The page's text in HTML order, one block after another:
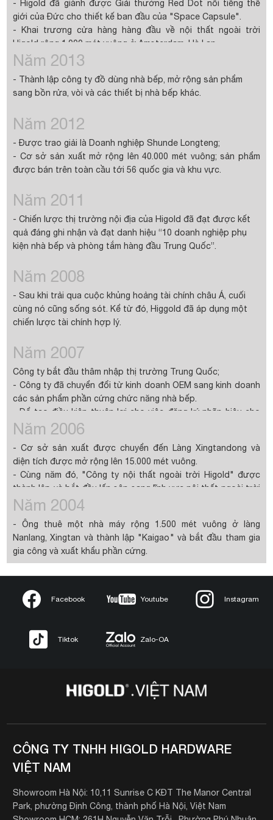
định đặc biệt.
gia. Higold được chọn là đơn vị tiêu chuẩn quốc gia “Thiết bị
nhà bếp gia dụng”.
- Higold đã giành được Giải thưởng Red Dot nổi tiếng thế
giới của Đức cho thiết kế ban đầu của "Space Capsule".
- Khai trương cửa hàng hàng đầu về nội thất ngoài trời
Higold rộng 1.000 mét vuông ở Amsterdam, Hà Lan.
- Một công ty thương mại điện tử được thành lập và sản
Tmall và JD.com.
Năm 2013
- Thành lập công ty đồ dùng nhà bếp, mở rộng sản phẩm
sang bồn rửa, vòi và các thiết bị nhà bếp khác.
Năm 2012
- Được trao giải là Doanh nghiệp Shunde Longteng;
- Cơ sở sản xuất mở rộng lên 40.000 mét vuông; sản phẩm
được bán trên toàn cầu tới 56 quốc gia và khu vực.
gia SPOGA tại Cologne, Đức với thương hiệu riêng, gian hàng
rộng 150 mét vuông.
Năm 2011
- Chiến lược thị trường nội địa của Higold đã đạt được kết
quả đáng ghi nhận và đạt danh hiệu “10 doanh nghiệp phụ
kiện nhà bếp và phòng tắm hàng đầu Trung Quốc”.
Năm 2008
- Sau khi trải qua cuộc khủng hoảng tài chính châu Á, cuối
cùng nó cũng sống sót. Kể từ đó, Higgold đã áp dụng một
chiến lược tài chính hợp lý.
Năm 2007
Công ty bắt đầu thâm nhập thị trường Trung Quốc;
- Công ty đã chuyển đổi từ kinh doanh OEM sang kinh doanh
các sản phẩm phần cứng chức năng nhà bếp.
- Để tạo điều kiện thuận lợi cho việc đăng ký nhãn hiệu cho
tất cả các danh mục, tên "Kaigao" đã được đổi thành
thương hiệu đẳng cấp thế giới đã được thuê để nâng cấp
toàn diện hệ thống CI cho thương hiệu HIGOLD.
- Từ đó, chiến lược thương hiệu độc lập của Higgold chính
Năm 2006
- Cơ sở sản xuất được chuyển đến Làng Xingtandong và
diện tích được mở rộng lên 15.000 mét vuông.
- Cùng năm đó, "Công ty nội thất ngoài trời Higold" được
thành lập và bắt đầu lấn sân sang lĩnh vực nội thất ngoài trời
để tìm tòi phát triển đa dạng.
Năm 2004
- Ông thuê một nhà máy rộng 1.500 mét vuông ở làng
Nanlang, Xingtan và thành lập "Kaigao" và bắt đầu tham gia
gia công và xuất khẩu phần cứng.
Facebook Youtube Instagram
Tiktok Zalo-OA
CÔNG TY TNHH HIGOLD HARDWARE
VIỆT NAM
Showroom Hà Nội: 10,11 Sunrise C KĐT The Manor Central
Park, phường Định Công, thành phố Hà Nội, Việt Nam